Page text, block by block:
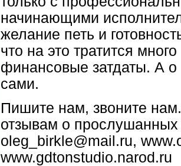
начинающими
желание петь и
что на это тратится
финансовые затдаты. А
сами.
Пишите нам, звоните
отзывам о
oleg_birkle@mail.ru,
www.gdtonstudio.narod.ru